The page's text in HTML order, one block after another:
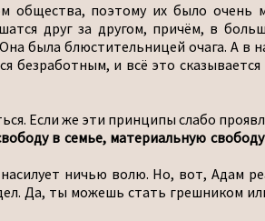
поэтому их было очень
друг за другом, причём, в
была блюстительницей очага. А в
безработным, и всё это
Если же эти принципы слабо
в семье, материальную
ничью волю. Но, вот, Адам
Да, ты можешь стать грешником